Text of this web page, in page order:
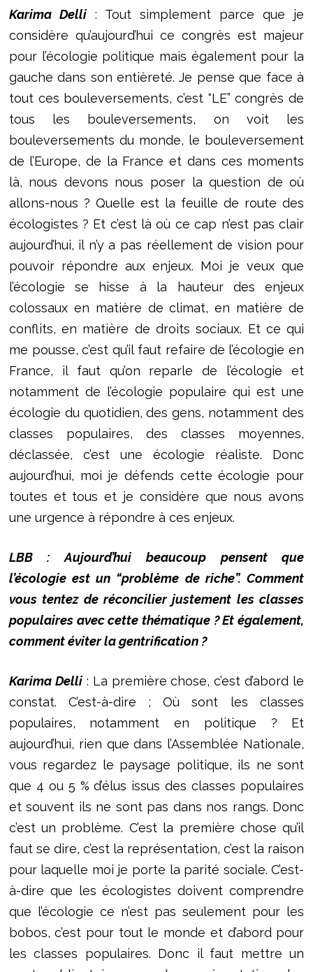
Karima Delli: Tout simplement parce que je
considère qu’aujourd’hui ce congrès est majeur
pour l’écologie politique mais également pour la
gauche dans son entièreté. Je pense que face à
tout ces bouleversements, c’est “LE” congrès de
tous les bouleversements, on voit les
bouleversements du monde, le bouleversement
de l’Europe, de la France et dans ces moments
là, nous devons nous poser la question de où
allons-nous ? Quelle est la feuille de route des
écologistes ? Et c’est là où ce cap n’est pas clair
aujourd’hui, il n’y a pas réellement de vision pour
pouvoir répondre aux enjeux. Moi je veux que
l’écologie se hisse à la hauteur des enjeux
colossaux en matière de climat, en matière de
conflits, en matière de droits sociaux. Et ce qui
me pousse, c’est qu’il faut refaire de l’écologie en
France, il faut qu’on reparle de l’écologie et
notamment de l’écologie populaire qui est une
écologie du quotidien, des gens, notamment des
classes populaires, des classes moyennes,
déclassée, c’est une écologie réaliste. Donc
aujourd’hui, moi je défends cette écologie pour
toutes et tous et je considère que nous avons
une urgence à répondre à ces enjeux.
LBB : Aujourd’hui beaucoup pensent que
l’écologie est un “problème de riche”. Comment
vous tentez de réconcilier justement les classes
populaires avec cette thématique ? Et également,
comment éviter la gentrification ?
Karima Delli: La première chose, c’est d’abord le
constat. C’est-à-dire ; Où sont les classes
populaires, notamment en politique ? Et
aujourd’hui, rien que dans l’Assemblée Nationale,
vous regardez le paysage politique, ils ne sont
que 4 ou 5 % d’élus issus des classes populaires
et souvent ils ne sont pas dans nos rangs. Donc
c’est un problème. C’est la première chose qu’il
faut se dire, c’est la représentation, c’est la raison
pour laquelle moi je porte la parité sociale. C’est-
à-dire que les écologistes doivent comprendre
que l’écologie ce n’est pas seulement pour les
bobos, c’est pour tout le monde et d’abord pour
les classes populaires. Donc il faut mettre un